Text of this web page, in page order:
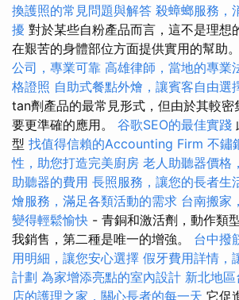
換護照的常見問題與解答 殺蟑螂服務，
擾 對於某些自粉產品而言，這不是理想
在艱苦的身體部位方面提供實用的幫助。
公司，專業可靠 高雄律師，當地的專業
格證照 自助式餐點外燴，讓賓客自由選
tan劑產品的最常見形式，但由於其較密
要更準確的應用。 谷歌SEO的最佳實踐
型 找值得信賴的Accounting Firm 不鏽
性，助您打造完美廚房 老人助聽器價格
助聽器的費用 長照服務，讓您的長者生
燴服務，滿足各類活動的需求 台南搬家
變得輕鬆愉快 - 青銅和激活劑，動作類
我銷售，第二種是唯一的增強。 台中撥
用明細，讓您安心選擇 假牙費用詳情，
計劃 為家增添亮點的室內設計 新北地
店的護理之家，關心長者的每一天 它促